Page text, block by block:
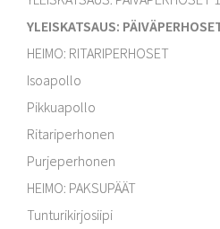
YLEISKATSAUS:
HEIMO: RITARIPERHOSET
Isoapollo
Pikkuapollo
Ritariperhonen
Purjeperhonen
HEIMO: PAKSUPÄÄT
Tunturikirjosiipi